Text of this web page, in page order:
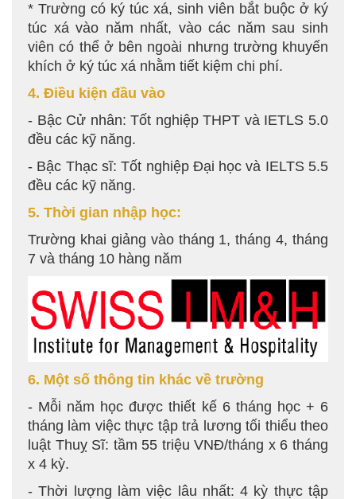
* Trường có ký túc xá, sinh viên bắt buộc ở ký
túc xá vào năm nhất, vào các năm sau sinh
viên có thể ở bên ngoài nhưng trường khuyến
khích ở ký túc xá nhằm tiết kiệm chi phí.
4. Điều kiện đầu vào
- Bậc Cử nhân: Tốt nghiệp THPT và IETLS 5.0
đều các kỹ năng.
- Bậc Thạc sĩ: Tốt nghiệp Đại học và IELTS 5.5
đều các kỹ năng.
5. Thời gian nhập học:
Trường khai giảng vào tháng 1, tháng 4, tháng
7 và tháng 10 hàng năm
6. Một số thông tin khác về trường
- Mỗi năm học được thiết kế 6 tháng học + 6
tháng làm việc thực tập trả lương tối thiểu theo
luật Thuỵ Sĩ: tầm 55 triệu VNĐ/tháng x 6 tháng
x 4 kỳ.
- Thời lượng làm việc lâu nhất: 4 kỳ thực tập